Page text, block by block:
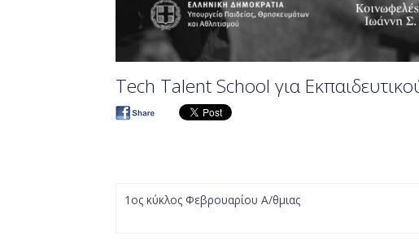
Tech Talent School για
1ος κύκλος Φεβρουαρίου Α/θμιας